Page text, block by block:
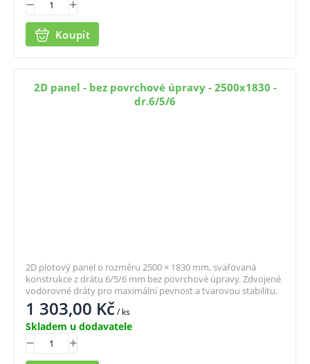
Koupit
2D panel - bez povrchové úpravy - 2500x1830 -
dr.6/5/6
1 303,00 Kč/ ks
Skladem u dodavatele
2D plotový panel o rozměru 2500 × 1830 mm, svařovaná
konstrukce z drátu 6/5/6 mm bez povrchové úpravy. Zdvojené
vodorovné dráty pro maximální pevnost a tvarovou stabilitu.